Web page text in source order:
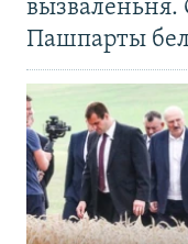
вызваленьня.
Пашпарты